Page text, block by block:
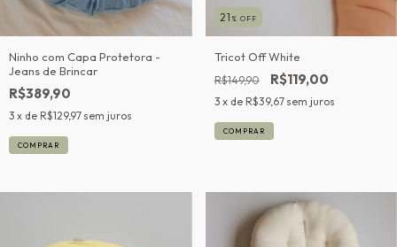
Ninho com Capa Protetora -
Jeans de Brincar
R$389,90
3 x de R$129,97 sem juros
21 % OFF
Tricot Off White
R$149,90 R$119,00
3 x de R$39,67 sem juros
COMPRAR